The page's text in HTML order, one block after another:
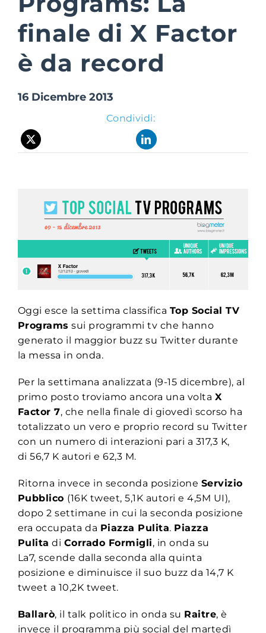
Suite Login
finale di X Factor
è da record
16 Dicembre 2013
Condividi:
Oggi esce la settima classifica Top Social TV
Programs sui programmi tv che hanno
generato il maggior buzz su Twitter durante
la messa in onda.
Per la settimana analizzata (9-15 dicembre), al
primo posto troviamo ancora una volta X
Factor 7, che nella finale di giovedì scorso ha
totalizzato un vero e proprio record su Twitter
con un numero di interazioni pari a 317,3 K,
di 56,7 K autori e 62,3 M.
Ritorna invece in seconda posizione Servizio
Pubblico (16K tweet, 5,1K autori e 4,5M UI),
dopo 2 settimane in cui la seconda posizione
era occupata da Piazza Pulita. Piazza
Pulita di Corrado Formigli, in onda su
La7, scende dalla seconda alla quinta
posizione e diminuisce il suo buzz da 14,7 K
tweet a 10,2K tweet.
Ballarò, il talk politico in onda su Raitre, è
invece il programma più social del martedì